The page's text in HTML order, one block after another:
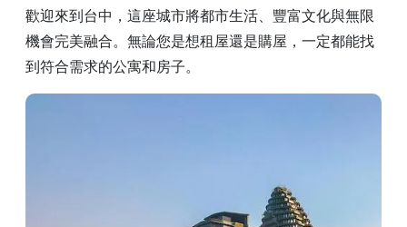
歡迎來到台中，這座城市將都市生活、豐富文化與無限
機會完美融合。無論您是想租屋還是購屋，一定都能找
到符合需求的公寓和房子。